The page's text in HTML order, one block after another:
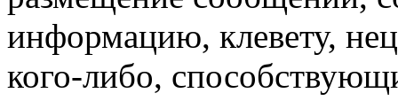
информацию, клевету,
кого-либо,